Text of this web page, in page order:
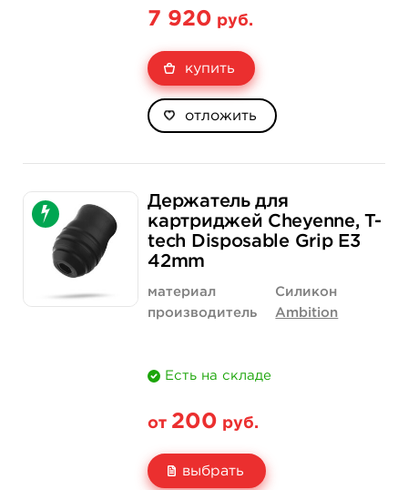
7 920 руб.
купить
отложить
Держатель для
картриджей Cheyenne, T-
tech Disposable Grip E3
42mm
материал
Силикон
производитель
Ambition
Есть на складе
от 200 руб.
выбрать